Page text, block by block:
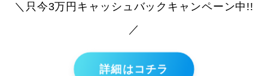
＼只今3万円キャッシュバックキャンペーン中!!
／
詳細はコチラ